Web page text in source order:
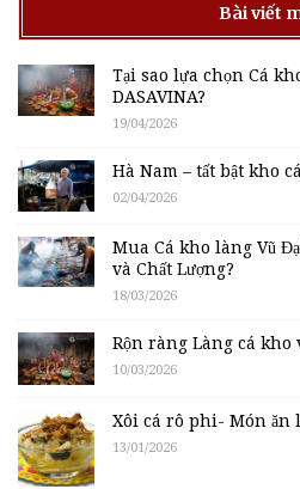
Bài viết
Tại sao lựa chọn Cá
DASAVINA?
19/04/2026
Hà Nam – tất bật kho
02/04/2026
Mua Cá kho làng Vũ
và Chất Lượng?
18/03/2026
Rộn ràng Làng cá kho
10/03/2026
Xôi cá rô phi- Món ăn
13/01/2026